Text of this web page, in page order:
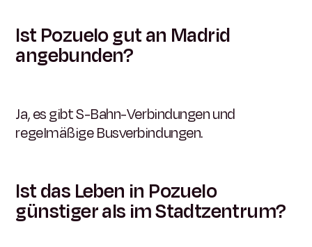
Ist Pozuelo gut an Madrid
angebunden?
Ja, es gibt S-Bahn-Verbindungen und
regelmäßige Busverbindungen.
Ist das Leben in Pozuelo
günstiger als im Stadtzentrum?